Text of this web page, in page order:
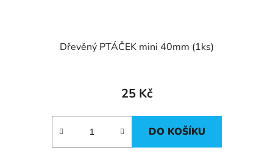
Dřevěný PTÁČEK mini 40mm (1ks)
25 Kč
DO KOŠÍKU